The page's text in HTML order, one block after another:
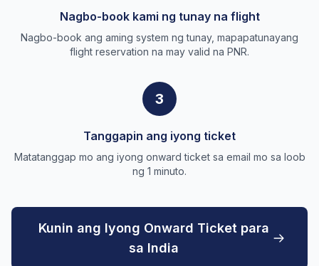
Nagbo-book kami ng tunay na flight
Nagbo-book ang aming system ng tunay, mapapatunayang
flight reservation na may valid na PNR.
3
Tanggapin ang iyong ticket
Matatanggap mo ang iyong onward ticket sa email mo sa loob
ng 1 minuto.
Kunin ang Iyong Onward Ticket para
sa India